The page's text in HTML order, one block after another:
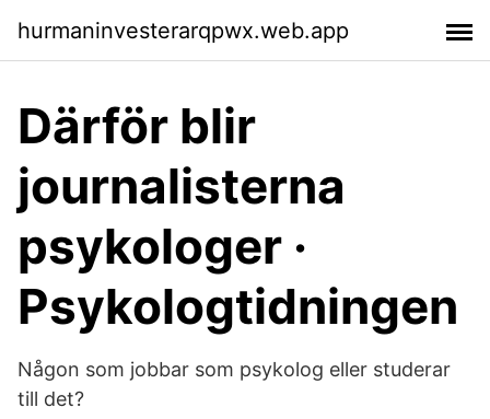
hurmaninvesterarqpwx.web.app
Därför blir
journalisterna
psykologer ·
Psykologtidningen
Någon som jobbar som psykolog eller studerar
till det?